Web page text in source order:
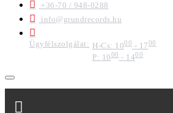
+36-70 / 948-0288
info@grundrecords.hu
Ügyfélszolgálat: H-Cs: 1000 - 1700
P: 1000- 1400